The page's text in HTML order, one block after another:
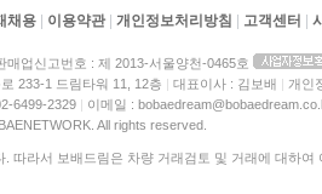
채용 이용약관 개인정보처리방침 고객센터
매업신고번호 : 제 2013-서울양천-0465호
233-1 드림타워 11, 12층 | 대표이사 : 김보배 | 개인
6499-2329 | 이메일 :
All rights reserved.
따라서 보배드림은 차량 거래검토 및 거래에 대하여